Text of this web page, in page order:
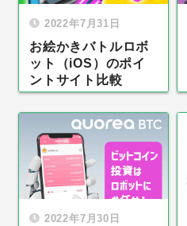
2022年7月31日
お絵かきバトルロボ
ット（iOS）のポイ
ントサイト比較
2022年7月30日